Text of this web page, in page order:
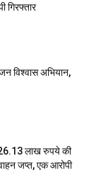
गिरफ्तार
विश्वास अभियान,
26.13 लाख रुपये की
जप्त, एक आरोपी